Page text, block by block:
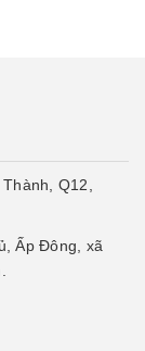
Q12,
Ấp Đông, xã